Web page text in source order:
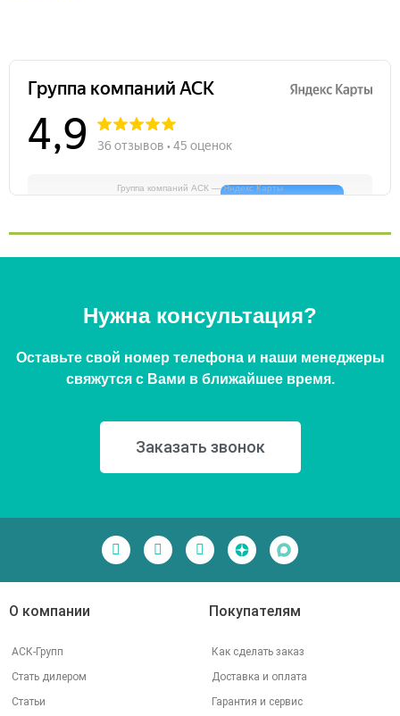
Группа компаний АСК — Яндекс Карты
Нужна консультация?
Оставьте свой номер телефона и наши менеджеры
свяжутся с Вами в ближайшее время.
Заказать звонок
О компании
АСК-Групп
Стать дилером
Статьи
Покупателям
Как сделать заказ
Доставка и оплата
Гарантия и сервис